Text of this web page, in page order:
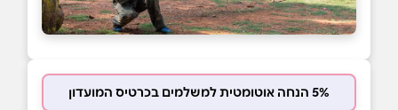
5% הנחה אוטומטית למשלמים בכרטיס המועדון